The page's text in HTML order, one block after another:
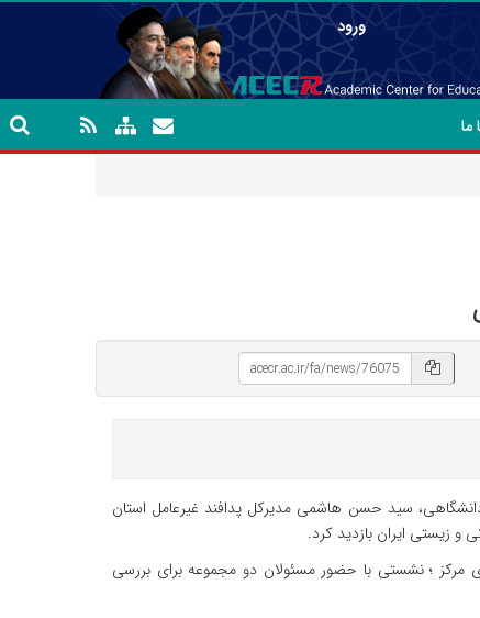
ورود
ما
سید حسن هاشمی مدیرکل پدافند غیرعامل استان
مرکز ؛ نشستی با حضور مسئولان دو مجموعه برای بررسی